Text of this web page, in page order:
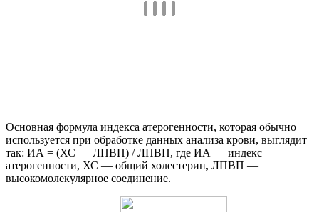
Основная формула индекса атерогенности, которая обычно
используется при обработке данных анализа крови, выглядит
так: ИА = (ХС — ЛПВП) / ЛПВП, где ИА — индекс
атерогенности, ХС — общий холестерин, ЛПВП —
высокомолекулярное соединение.